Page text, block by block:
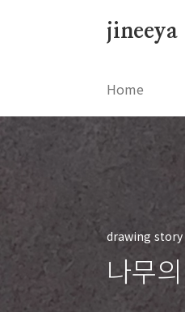
jineeya
Home
drawing story
나무